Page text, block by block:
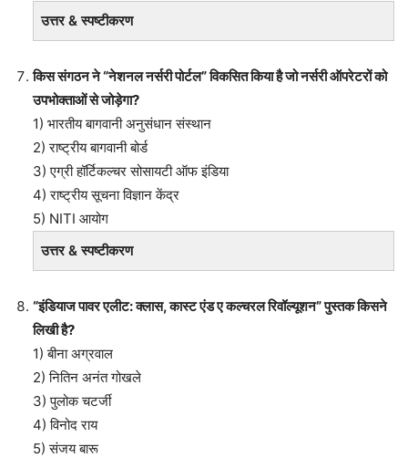
उत्तर & स्पष्टीकरण
किस संगठन ने “नेशनल नर्सरी पोर्टल” विकसित किया है जो नर्सरी ऑपरेटरों को
उपभोक्ताओं से जोड़ेगा?
1) भारतीय बागवानी अनुसंधान संस्थान
2) राष्ट्रीय बागवानी बोर्ड
3) एग्री हॉर्टिकल्चर सोसायटी ऑफ इंडिया
4) राष्ट्रीय सूचना विज्ञान केंद्र
5) NITI आयोग
उत्तर & स्पष्टीकरण
“इंडियाज पावर एलीट: क्लास, कास्ट एंड ए कल्चरल रिवॉल्यूशन” पुस्तक किसने
लिखी है?
1) बीना अग्रवाल
2) नितिन अनंत गोखले
3) पुलोक चटर्जी
4) विनोद राय
5) संजय बारू